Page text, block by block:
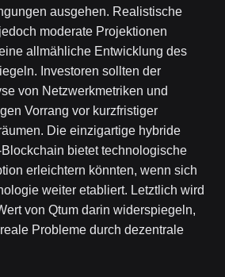
ausgehen. Realistische
moderate Projektionen
allmähliche Entwicklung des
Investoren sollten der
von Netzwerkmetriken und
Vorrang vor kurzfristiger
Die einzigartige hybride
bietet technologische
erleichtern könnten, wenn sich
weiter etabliert. Letztlich wird
von Qtum darin widerspiegeln,
Probleme durch dezentrale